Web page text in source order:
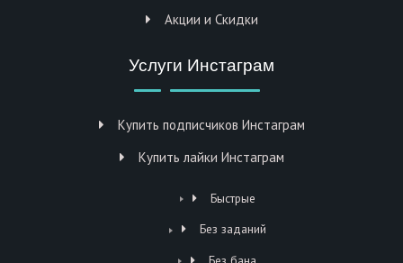
Акции и Скидки
Услуги Инстаграм
Купить подписчиков Инстаграм
Купить лайки Инстаграм
Быстрые
Без заданий